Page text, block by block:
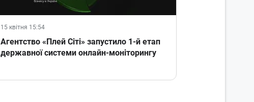
15 квітня 15:54
Агентство «Плей Сіті» запустило 1-й етап
державної системи онлайн-моніторингу